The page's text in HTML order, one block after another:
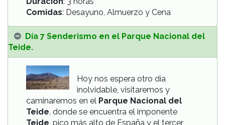
Comidas: Desayuno, Almuerzo y Cena
Día 7 Senderismo en el Parque Nacional del
Teide.
Hoy nos espera otro día
inolvidable, visitaremos y
caminaremos en el Parque Nacional del
Teide , donde se encuentra el imponente
Teide , pico más alto de España y el tercer